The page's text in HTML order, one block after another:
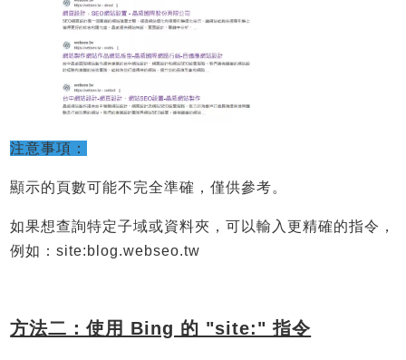
注意事項：
顯示的頁數可能不完全準確，僅供參考。
如果想查詢特定子域或資料夾，可以輸入更精確的指令，
例如：site:blog.webseo.tw
方法二：使用 Bing 的 "site:" 指令